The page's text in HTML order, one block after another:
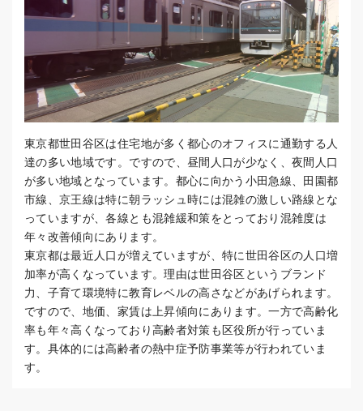
東京都世田谷区は住宅地が多く都心のオフィスに通勤する人
達の多い地域です。ですので、昼間人口が少なく、夜間人口
が多い地域となっています。都心に向かう小田急線、田園都
市線、京王線は特に朝ラッシュ時には混雑の激しい路線とな
っていますが、各線とも混雑緩和策をとっており混雑度は
年々改善傾向にあります。
東京都は最近人口が増えていますが、特に世田谷区の人口増
加率が高くなっています。理由は世田谷区というブランド
力、子育て環境特に教育レベルの高さなどがあげられます。
ですので、地価、家賃は上昇傾向にあります。一方で高齢化
率も年々高くなっており高齢者対策も区役所が行っていま
す。具体的には高齢者の熱中症予防事業等が行われていま
す。